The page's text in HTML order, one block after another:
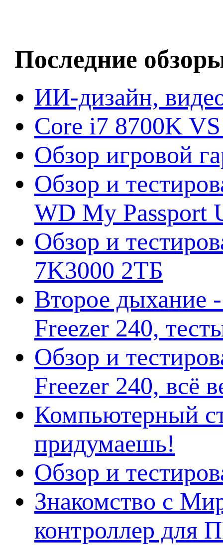
Последние
ИИ-дизайн,
Core i7 8700K
Обзор игровой
Обзор и
WD My Passport
Обзор и
7K3000 2ТБ
Второе дыхание
Freezer 240,
Обзор и
Freezer 240, всё
Компьютерный
придумаешь!
Обзор и
Знакомство с
контроллер для